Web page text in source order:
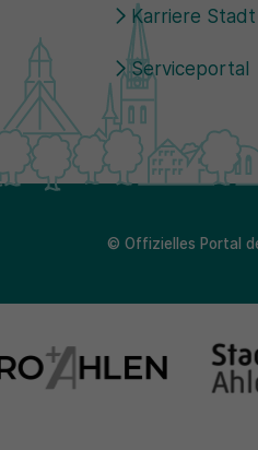
Karriere Stadt
Serviceportal
© Offizielles Portal